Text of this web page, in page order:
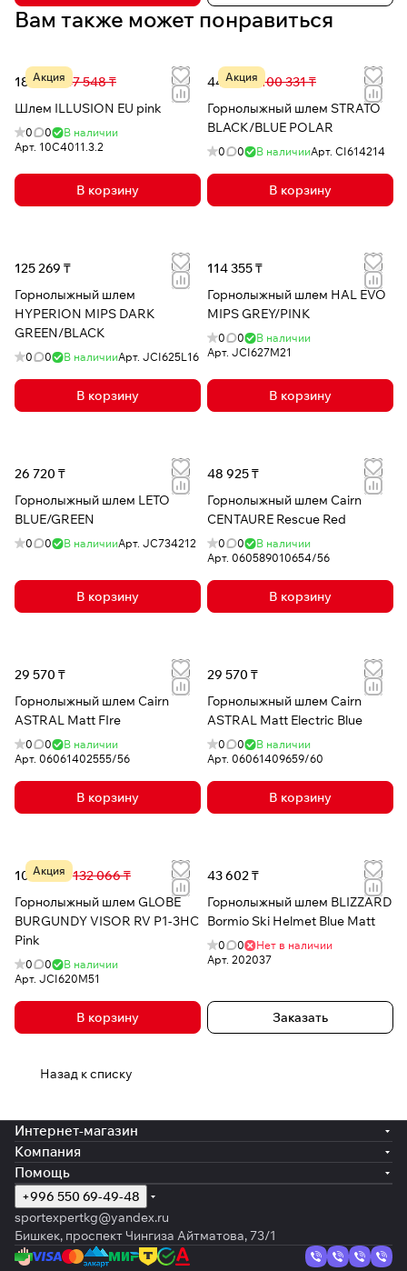
Вам также может понравиться
Акция
18 833 ₸ 47 548 ₸
Шлем ILLUSION EU pink
0 0
В наличии
Арт. 10C4011.3.2
В корзину
Акция
44 280 ₸ 100 331 ₸
Горнолыжный шлем STRATO
BLACK/BLUE POLAR
0 0 В наличииАрт. CI614214
В корзину
125 269 ₸
Горнолыжный шлем
HYPERION MIPS DARK
GREEN/BLACK
0 0 В наличииАрт. JCI625L16
В корзину
114 355 ₸
Горнолыжный шлем HAL EVO
MIPS GREY/PINK
0 0
В наличии
Арт. JCI627M21
В корзину
26 720 ₸
Горнолыжный шлем LETO
BLUE/GREEN
0 0 В наличииАрт. JC734212
В корзину
48 925 ₸
Горнолыжный шлем Cairn
CENTAURE Rescue Red
0 0
В наличии
Арт. 060589010654/56
В корзину
29 570 ₸
Горнолыжный шлем Cairn
ASTRAL Matt FIre
0 0
В наличии
Арт. 06061402555/56
В корзину
29 570 ₸
Горнолыжный шлем Cairn
ASTRAL Matt Electric Blue
0 0
В наличии
Арт. 06061409659/60
В корзину
Акция
103 097 ₸132 066 ₸
Горнолыжный шлем GLOBE
BURGUNDY VISOR RV P1-3HC
Pink
0 0
В наличии
Арт. JCI620M51
В корзину
43 602 ₸
Горнолыжный шлем BLIZZARD
Bormio Ski Helmet Blue Matt
0 0
Нет в наличии
Арт. 202037
Заказать
Назад к списку
Интернет-магазин
Компания
Помощь
+996 550 69-49-48
sportexpertkg@yandex.ru
Бишкек, проспект Чингиза Айтматова, 73/1